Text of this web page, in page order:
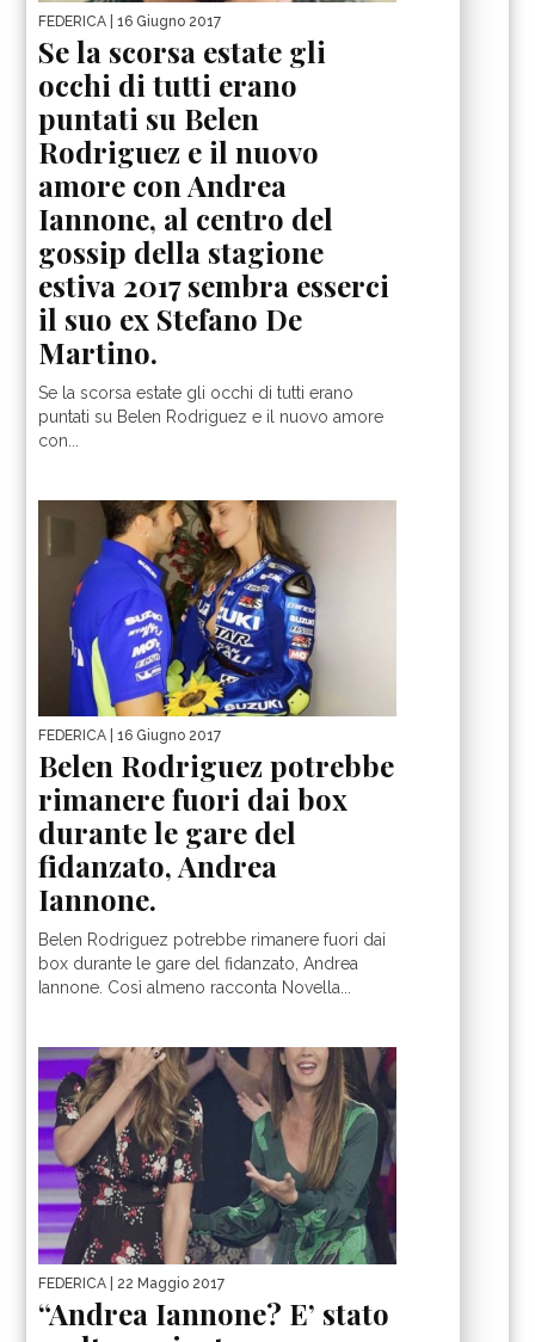
FEDERICA | 16 Giugno 2017
Se la scorsa estate gli
occhi di tutti erano
puntati su Belen
Rodriguez e il nuovo
amore con Andrea
Iannone, al centro del
gossip della stagione
estiva 2017 sembra esserci
il suo ex Stefano De
Martino.
Se la scorsa estate gli occhi di tutti erano
puntati su Belen Rodriguez e il nuovo amore
con...
FEDERICA | 16 Giugno 2017
Belen Rodriguez potrebbe
rimanere fuori dai box
durante le gare del
fidanzato, Andrea
Iannone.
Belen Rodriguez potrebbe rimanere fuori dai
box durante le gare del fidanzato, Andrea
Iannone. Così almeno racconta Novella...
FEDERICA | 22 Maggio 2017
“Andrea Iannone? E’ stato